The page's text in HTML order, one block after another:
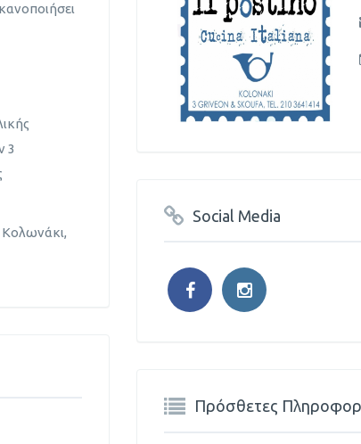
3
Κολωνάκι,
Social Media
Πρόσθετες